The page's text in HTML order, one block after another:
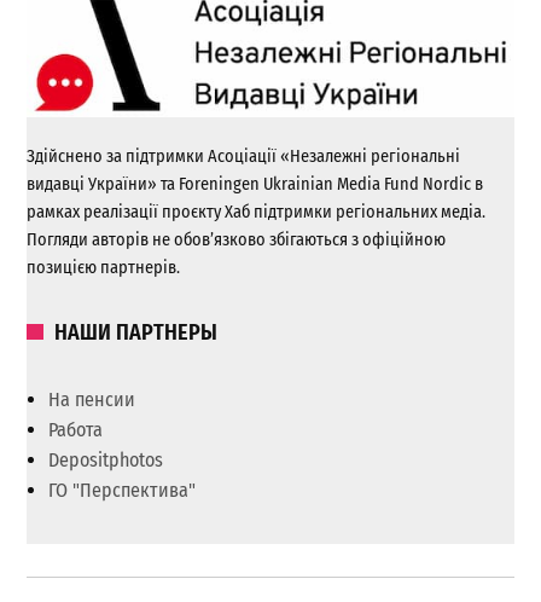
Здійснено за підтримки Асоціації «Незалежні регіональні
видавці України» та Foreningen Ukrainian Media Fund Nordic в
рамках реалізації проєкту Хаб підтримки регіональних медіа.
Погляди авторів не обов’язково збігаються з офіційною
позицією партнерів.
НАШИ ПАРТНЕРЫ
На пенсии
Работа
Depositphotos
ГО "Перспектива"